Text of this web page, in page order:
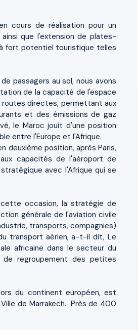
cours de réalisation pour un
que l'extension de plates-
fort potentiel touristique telles
passagers au sol, nous avons
de la capacité de l'espace
routes directes, permettant aux
et des émissions de gaz
le Maroc jouit d'une position
entre l'Europe et l'Afrique.
deuxième position, après Paris,
capacités de l'aéroport de
avec l'Afrique qui se
occasion, la stratégie de
générale de l'aviation civile
transports, compagnies)
transport aérien, a-t-il dit, Le
africaine dans le secteur du
regroupement des petites
du continent européen, est
de Marrakech. Près de 400